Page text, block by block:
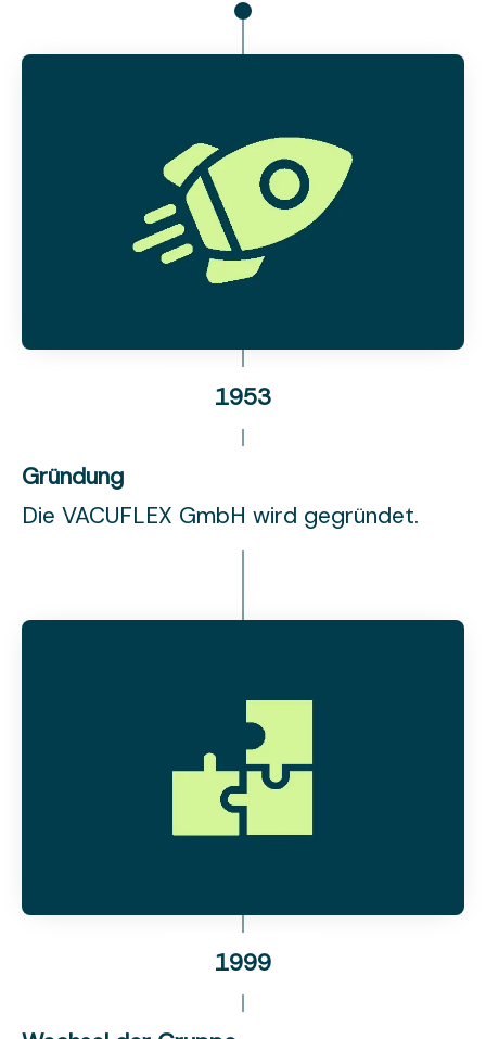
1953
Gründung
Die VACUFLEX GmbH wird gegründet.
1999